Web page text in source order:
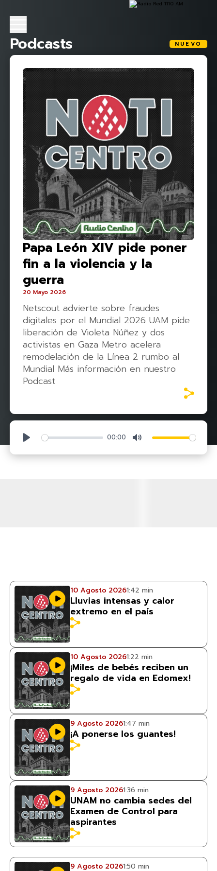
Podcasts NUEVO
Papa León XIV pide poner
fin a la violencia y la
guerra
20 Mayo 2026
Netscout advierte sobre fraudes
digitales por el Mundial 2026 UAM pide
liberación de Violeta Núñez y dos
activistas en Gaza Metro acelera
remodelación de la Línea 2 rumbo al
Mundial Más información en nuestro
Podcast
Play 00:00 Mute
10 Agosto 20261:42 min
Lluvias intensas y calor
extremo en el país
10 Agosto 20261:22 min
¡Miles de bebés reciben un
regalo de vida en Edomex!
9 Agosto 20261:47 min
¡A ponerse los guantes!
9 Agosto 20261:36 min
UNAM no cambia sedes del
Examen de Control para
aspirantes
9 Agosto 20261:50 min